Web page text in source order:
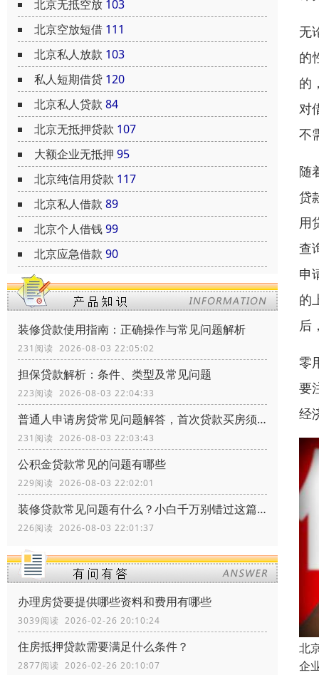
北京无抵空放 103
北京空放短借 111
北京私人放款 103
私人短期借贷 120
北京私人贷款 84
北京无抵押贷款 107
大额企业无抵押 95
北京纯信用贷款 117
北京私人借款 89
北京个人借钱99
北京应急借款 90
装修贷款使用指南：正确操作与常见问题解析
231阅读 2026-08-03 22:05:02
担保贷款解析：条件、类型及常见问题
223阅读 2026-08-03 22:04:33
普通人申请房贷常见问题解答，首次贷款买房须知常识
231阅读 2026-08-03 22:03:43
公积金贷款常见的问题有哪些
229阅读 2026-08-03 22:02:01
装修贷款常见问题有什么？小白千万别错过这篇文章
226阅读 2026-08-03 22:01:37
办理房贷要提供哪些资料和费用有哪些
3039阅读 2026-02-26 20:10:24
住房抵押贷款需要满足什么条件？
2877阅读 2026-02-26 20:10:07
无
的
的
对
不
随
贷
用
查
申
的
后
零
要
经
北
企